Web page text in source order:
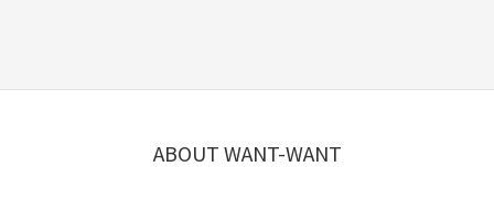
ABOUT WANT-WANT